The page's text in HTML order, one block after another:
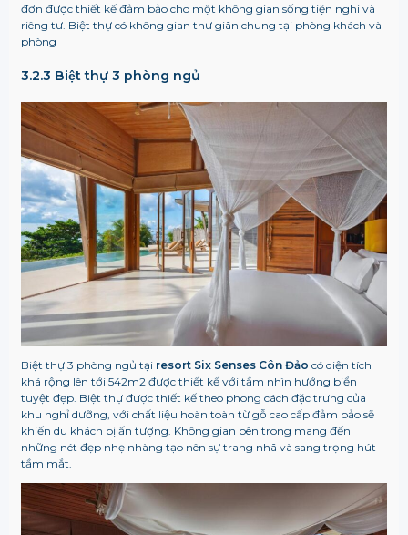
đơn được thiết kế đảm bảo cho một không gian sống tiện nghi và
riêng tư. Biệt thự có không gian thư giãn chung tại phòng khách và
phòng
3.2.3 Biệt thự 3 phòng ngủ
Biệt thự 3 phòng ngủ tại resort Six Senses Côn Đảo có diện tích
khá rộng lên tới 542m2 được thiết kế với tầm nhìn hướng biển
tuyệt đẹp. Biệt thự được thiết kế theo phong cách đặc trưng của
khu nghỉ dưỡng, với chất liệu hoàn toàn từ gỗ cao cấp đảm bảo sẽ
khiến du khách bị ấn tượng. Không gian bên trong mang đến
những nét đẹp nhẹ nhàng tạo nên sự trang nhã và sang trọng hút
tầm mắt.